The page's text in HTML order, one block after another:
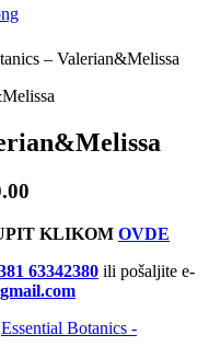
– Valerian&Melissa
KLIKOM OVDE
63342380 ili pošaljite e-
Essential Botanics -